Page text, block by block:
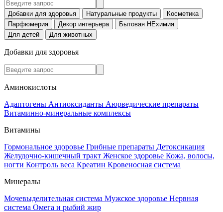
Добавки для здоровья Натуральные продукты
Косметика
Парфюмерия
Декор интерьера
Бытовая НЕхимия
Для детей
Для животных
Добавки для здоровья
Аминокислоты
Адаптогены Антиоксиданты Аюрведические препараты
Витаминно-минеральные комплексы
Витамины
Гормональное здоровье Грибные препараты Детоксикация
Желудочно-кишечный тракт Женское здоровье Кожа, волосы,
ногти Контроль веса Креатин Кровеносная система
Минералы
Мочевыделительная система Мужское здоровье Нервная
система Омега и рыбий жир